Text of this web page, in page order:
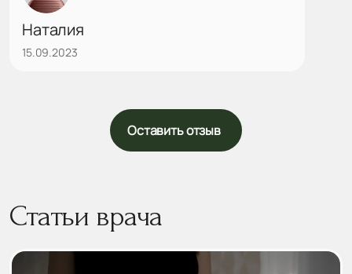
Наталия
15.09.2023
Оставить отзыв
Статьи врача